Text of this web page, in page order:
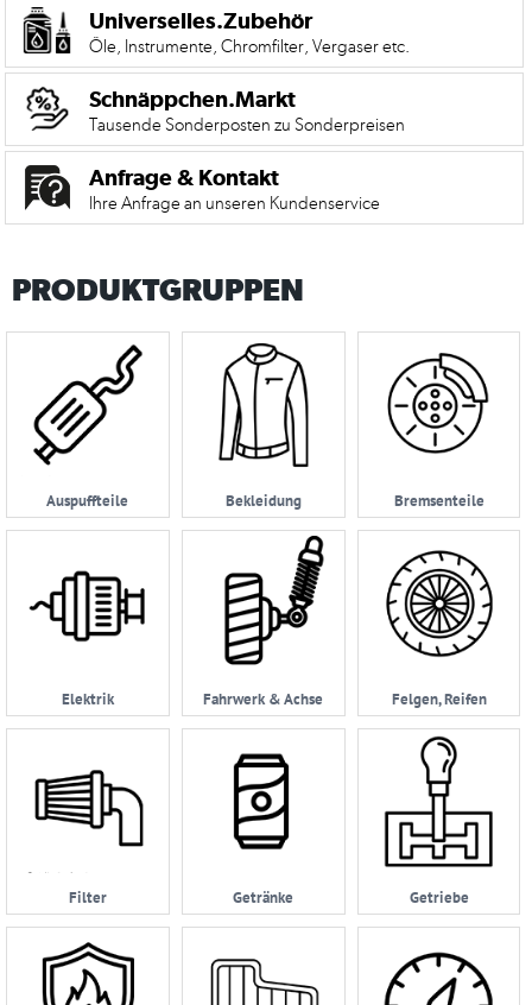
Impressum
AGB
Zahlungsmöglichkeiten
Widerrufsbelehrung
Datenschutzerklärung
Universelles.Zubehör
Öle, Instrumente, Chromfilter, Vergaser etc.
Schnäppchen.Markt
Tausende Sonderposten zu Sonderpreisen
Anfrage & Kontakt
Ihre Anfrage an unseren Kundenservice
PRODUKTGRUPPEN
Auspuffteile Bekleidung Bremsenteile
Elektrik Fahrwerk & Achse Felgen, Reifen
Filter Getränke Getriebe